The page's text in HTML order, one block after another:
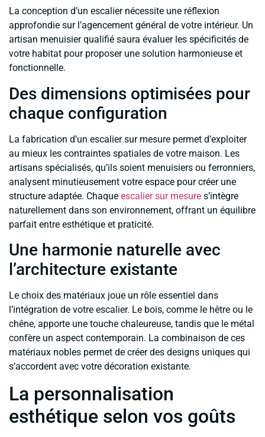
La conception d’un escalier nécessite une réflexion
approfondie sur l’agencement général de votre intérieur. Un
artisan menuisier qualifié saura évaluer les spécificités de
votre habitat pour proposer une solution harmonieuse et
fonctionnelle.
Des dimensions optimisées pour
chaque configuration
La fabrication d’un escalier sur mesure permet d’exploiter
au mieux les contraintes spatiales de votre maison. Les
artisans spécialisés, qu’ils soient menuisiers ou ferronniers,
analysent minutieusement votre espace pour créer une
structure adaptée. Chaque escalier sur mesure s’intègre
naturellement dans son environnement, offrant un équilibre
parfait entre esthétique et praticité.
Une harmonie naturelle avec
l’architecture existante
Le choix des matériaux joue un rôle essentiel dans
l’intégration de votre escalier. Le bois, comme le hêtre ou le
chêne, apporte une touche chaleureuse, tandis que le métal
confère un aspect contemporain. La combinaison de ces
matériaux nobles permet de créer des designs uniques qui
s’accordent avec votre décoration existante.
La personnalisation
esthétique selon vos goûts